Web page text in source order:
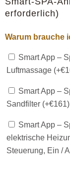
erforderlich)
Warum brauche
Smart App –
Luftmassage (+€
Smart App –
Sandfilter (+€161)
Smart App –
elektrische
Steuerung, Ein /